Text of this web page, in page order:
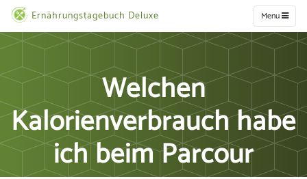
Ernährungstagebuch Deluxe Menu
Welchen
Kalorienverbrauch habe
ich beim Parcour